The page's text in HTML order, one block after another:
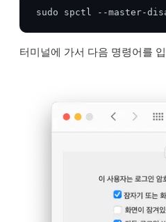
sudo spctl --master-
터미널에 가서 다음 명령어를